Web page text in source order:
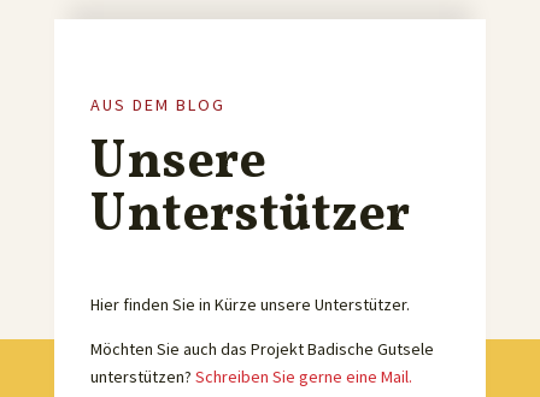
AUS DEM BLOG
Unsere
Unterstützer
Hier finden Sie in Kürze unsere Unterstützer.
Möchten Sie auch das Projekt Badische Gutsele
unterstützen? Schreiben Sie gerne eine Mail.